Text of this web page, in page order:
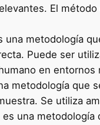
El
una metodología
Puede ser
en
metodología que
Se utiliza
es una metodología